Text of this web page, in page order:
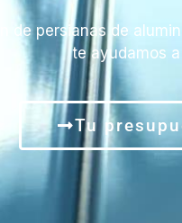
de persianas de
te ayudamos
Tu